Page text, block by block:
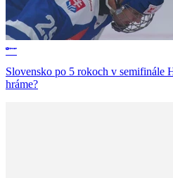
Slovensko po 5 rokoch v semifinále
hráme?